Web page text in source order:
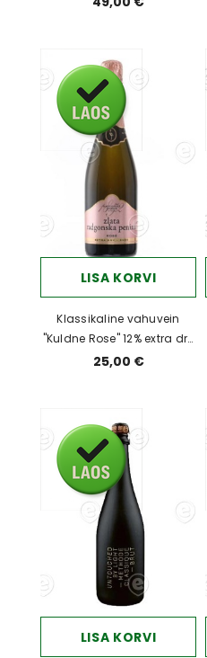
LISA KORVI
Klassikaline vahuvein
"Kuldne Rose" 12% extra dry
0,75l
25,00 €
LISA KORVI